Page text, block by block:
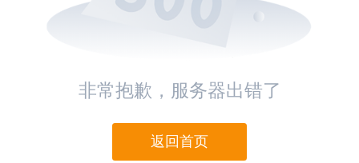
非常抱歉，服务器出错了
返回首页